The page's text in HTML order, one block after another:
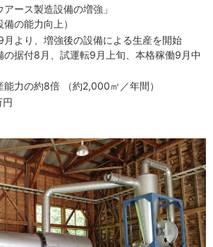
アース製造設備の増強」
備の能力向上）
月より、増強後の設備による生産を開始
の据付8月、試運転9月上旬、本格稼働9月中
能力の約8倍 （約2,000㎥／年間）